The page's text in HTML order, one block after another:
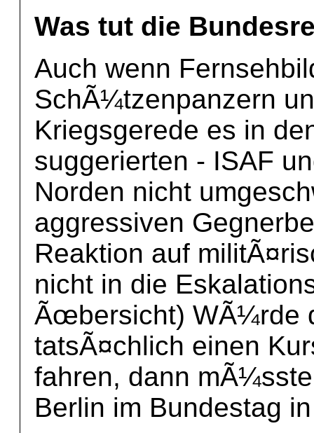
Was tut die
Auch wenn
SchÃ¼tzenpanzern
Kriegsgerede es in
suggerierten - ISAF
Norden nicht
aggressiven
Reaktion auf
nicht in die
Ãœbersicht) WÃ¼rde
tatsÃ¤chlich einen
fahren, dann
Berlin im Bundestag